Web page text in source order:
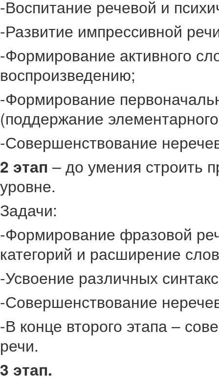
-Воспитание речевой и
-Развитие импрессивной
-Формирование активного
воспроизведению;
-Формирование
(поддержание
-Совершенствование
2 этап – до умения строить
уровне.
Задачи:
-Формирование фразовой
категорий и расширение
-Усвоение различных
-Совершенствование
-В конце второго этапа –
речи.
3 этап.